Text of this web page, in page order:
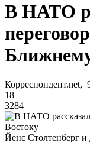
В НАТО
Корреспондент.net,
18
3284
Йенс Столтенберг